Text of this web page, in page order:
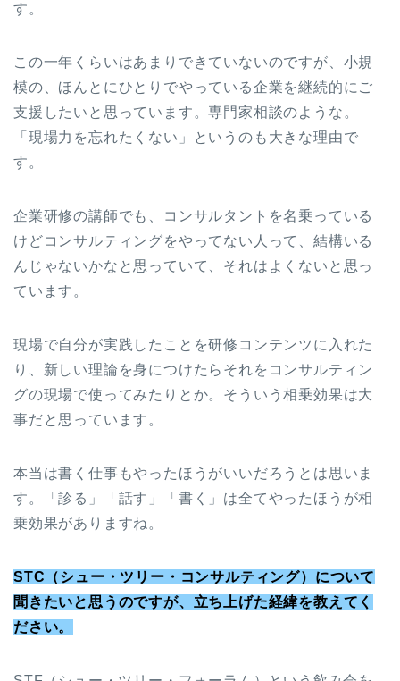
す。
この一年くらいはあまりできていないのですが、小規
模の、ほんとにひとりでやっている企業を継続的にご
支援したいと思っています。専門家相談のような。
「現場力を忘れたくない」というのも大きな理由で
す。
企業研修の講師でも、コンサルタントを名乗っている
けどコンサルティングをやってない人って、結構いる
んじゃないかなと思っていて、それはよくないと思っ
ています。
現場で自分が実践したことを研修コンテンツに入れた
り、新しい理論を身につけたらそれをコンサルティン
グの現場で使ってみたりとか。そういう相乗効果は大
事だと思っています。
本当は書く仕事もやったほうがいいだろうとは思いま
す。「診る」「話す」「書く」は全てやったほうが相
乗効果がありますね。
STC（シュー・ツリー・コンサルティング）について
聞きたいと思うのですが、立ち上げた経緯を教えてく
ださい。